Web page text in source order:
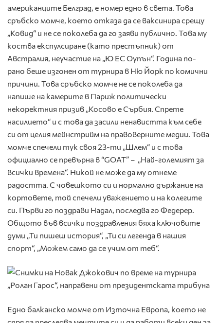
американците Белград, е номер едно в света. Това
сръбско момче, което отказа да се ваксинира срещу
„Ковид“ и не се поколеба да го заяви публично. Това му
коства експулсиране (като престъпник) от
Австралия, неучастие на „Ю ЕС Оупън“. Година по-
рано беше изгонен от турнира в Ню Йорк по комични
причини. Това сръбско момче не се поколеба да
напише на камерите в Париж политически
некоректния призив „Косово е Сърбия. Спрете
насилието“ и с това да засили ненавистта към себе
си от целия мейнстрийм на правоверните медии. Това
момче спечели тук своя 23-ти „Шлем“ и с това
официално се превърна в “GOAT” – „Най-големият за
всички времена“. Никой не може да му отнеме
радостта. С човешкото си и нормално държание на
кортовете, той спечели уважението и на колегите
си. Първи го поздрави Надал, последва го Федерер.
Общото във всички поздравления бяха ключовите
думи „Ти пишеш история“, „Ти си легенда в нашия
спорт“, „Можем само да се учим от теб“.
Едно балканско момче от Източна Европа, което не